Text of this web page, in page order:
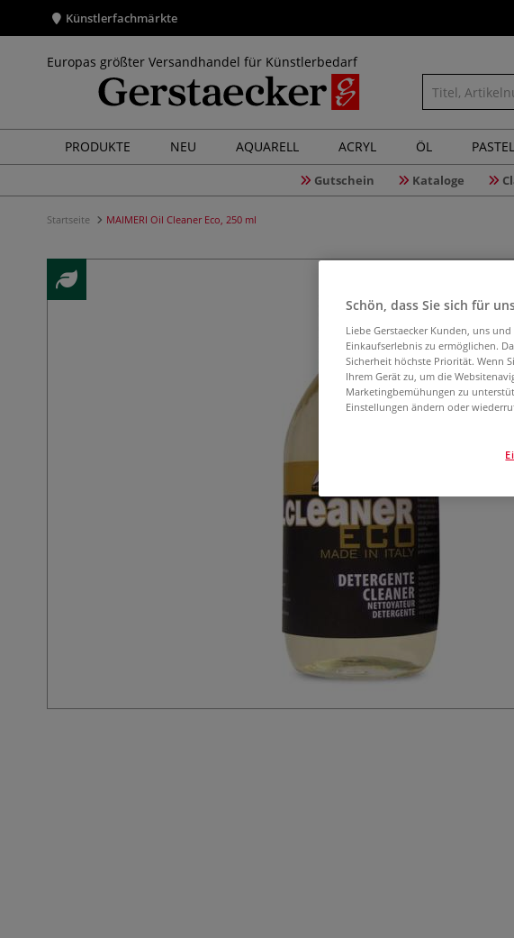
Künstlerfachmärkte
Europas größter Versandhandel für Künstlerbedarf
PRODUKTE NEU AQUARELL ACRYL ÖL
Gutschein Kataloge
Startseite MAIMERI Oil Cleaner Eco, 250 ml
Schön, dass Sie sich für
Liebe Gerstaecker Kunden, uns
Einkaufserlebnis zu ermöglichen.
Sicherheit höchste Priorität. Wenn
Ihrem Gerät zu, um die
Marketingbemühungen zu
Einstellungen ändern oder